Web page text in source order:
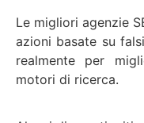
Le migliori agenzie
azioni basate su
realmente per
motori di ricerca.